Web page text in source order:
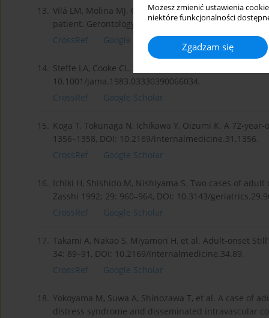
Możesz zmienić ustawienia
niektóre funkcjonalności
Zgadzam się
13. Vilá LM, Molina MJ. Chronic anemia and
patient. Gerontology 2007; 53: 289–292, DOI: 10.1159/
CrossRef
Google Scholar
14. Steffe LA, Cooke CL. Still’s disease in a 70-year-old
10.1001/jama.1983.03330390066034.
CrossRef
Google Scholar
15. Koga T, Tokunaga N, Ichikawa Y, Oizumi K. A 72-
1356–1358, DOI: 10.2169/internalmedicine.31.1356.
CrossRef
Google Scholar
16.
Ichiki H, Shishido M, Nishiyama S. Two cases of
Zasshi 1992; 29: 960–964, DOI: 10.3143/
CrossRef
Google Scholar
17. Takami A, Nakao S, Miyamori H, et al. Adult-onset
34: 89–91, DOI: 10.2169/internalmedicine.34.89.
CrossRef
Google Scholar
18. Yokoyama M, Suwa A, Shinozawa T, et al. A case of
distress syndrome and disseminated intravascular